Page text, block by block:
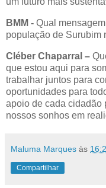
BMM - Qual
população de Surubim
Cléber Chaparral –
que estou aqui para
trabalhar juntos para
oportunidades para
apoio de cada cidadão
nossos sonhos em
Maluma Marques às
Compartilhar